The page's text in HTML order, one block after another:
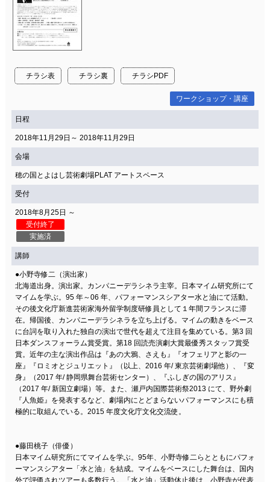
チラシ表 チラシ裏 チラシPDF
ワークショップ・講座
日程
2018年11月29日～ 2018年11月29日
会場
穂の国とよはし芸術劇場PLAT アートスペース
受付
2018年8月25日 ～
受付終了
実施済
講師
●小野寺修二（演出家）
北海道出身。演出家。カンパニーデラシネラ主宰。日本マイム研究所にて
マイムを学ぶ。95 年～06 年、パフォーマンスシアター水と油にて活動。
その後文化庁新進芸術家海外留学制度研修員として１年間フランスに滞
在。帰国後、カンパニーデラシネラを立ち上げる。マイムの動きをベース
に台詞を取り入れた独自の演出で世代を超えて注目を集めている。第3 回
日本ダンスフォーラム賞受賞。第18 回読売演劇大賞最優秀スタッフ賞受
賞。近年の主な演出作品は『あの大鴉、さえも』『オフェリアと影の一
座』『ロミオとジュリエット』（以上、2016 年/ 東京芸術劇場他）、『変
身』（2017 年/ 静岡県舞台芸術センター）、『ふしぎの国のアリス』
（2017 年/ 新国立劇場）等。また、瀬戸内国際芸術祭2013 にて、野外劇
『人魚姫』を発表するなど、劇場内にとどまらないパフォーマンスにも積
極的に取組んでいる。2015 年度文化庁文化交流使。
●藤田桃子（俳優）
日本マイム研究所にてマイムを学ぶ。95年、小野寺修二らとともにパフォ
ーマンスシアター「水と油」を結成。マイムをベースにした舞台は、国内